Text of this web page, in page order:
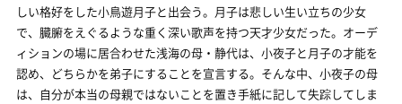
しい格好をした小鳥遊月子と出会う。月子は悲しい生い立ちの少女
で、臓腑をえぐるような重く深い歌声を持つ天才少女だった。オーデ
ィションの場に居合わせた浅海の母・静代は、小夜子と月子の才能を
認め、どちらかを弟子にすることを宣言する。そんな中、小夜子の母
は、自分が本当の母親ではないことを置き手紙に記して失踪してしま